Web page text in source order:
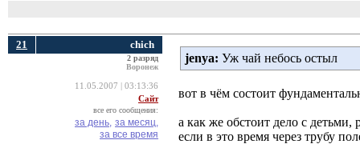
21 chich
2 разряд
Воронеж
11.05.2007 | 03:13:36
Сайт
все его сообщения:
за день, за месяц,
за все время
jenya: Уж чай небось остыл
вот в чём состоит
а как же обстоит дело с
если в это время через трубу